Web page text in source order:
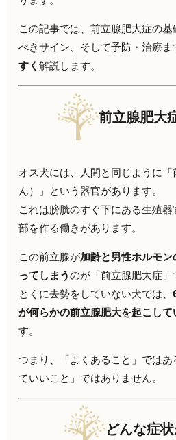
この記事では、前立腺肥大症の
べきサイン、そして予防・治療ま
すく解説します。
前立腺肥大
オス犬には、人間と同じように
ん）」という器官があります。
これは膀胱のすぐ下にある生殖
部を作る働きがあります。
この前立腺が加齢と男性ホルモ
ってしまうのが「前立腺肥大症」
とくに去勢をしていない犬では、
が何らかの前立腺肥大を起こして
す。
つまり、「よくあること」では
ていいこと」ではありません。
どんな症